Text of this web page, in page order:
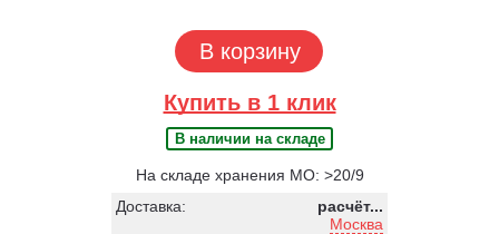
В корзину
Купить в 1 клик
В наличии на складе
На складе хранения МО: >20/9
Доставка:
расчёт...
Москва